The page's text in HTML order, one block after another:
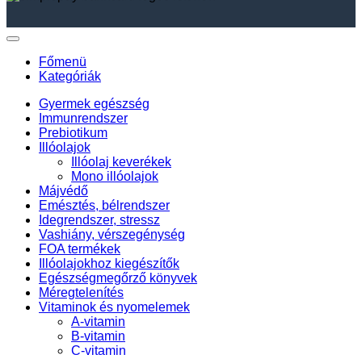
Főmenü
Kategóriák
Gyermek egészség
Immunrendszer
Prebiotikum
Illóolajok
Illóolaj keverékek
Mono illóolajok
Májvédő
Emésztés, bélrendszer
Idegrendszer, stressz
Vashiány, vérszegénység
FOA termékek
Illóolajokhoz kiegészítők
Egészségmegőrző könyvek
Méregtelenítés
Vitaminok és nyomelemek
A-vitamin
B-vitamin
C-vitamin